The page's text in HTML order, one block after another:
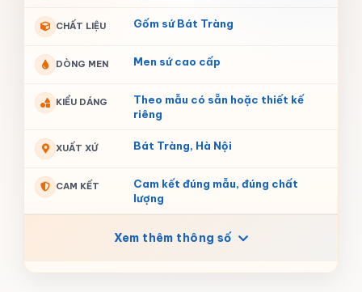
CHẤT LIỆU Gốm sứ Bát Tràng
DÒNG MEN Men sứ cao cấp
KIỂU DÁNG
Theo mẫu có sẵn hoặc thiết kế
riêng
XUẤT XỨ Bát Tràng, Hà Nội
CAM KẾT
Cam kết đúng mẫu, đúng chất
lượng
Xem thêm thông số